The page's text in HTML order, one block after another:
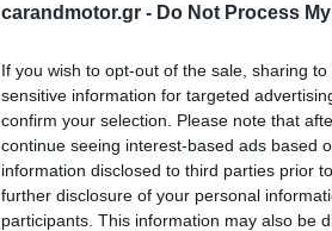
carandmotor.gr - Do Not Process
If you wish to opt-out of the sale, sharing
sensitive information for targeted
confirm your selection. Please note that
continue seeing interest-based ads based
information disclosed to third parties prior
further disclosure of your personal
participants. This information may also be